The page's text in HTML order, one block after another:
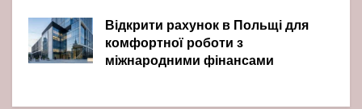
Відкрити рахунок в Польщі для
комфортної роботи з
міжнародними фінансами